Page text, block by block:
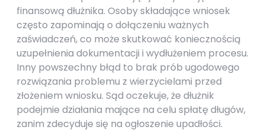
finansową dłużnika. Osoby składające wniosek
często zapominają o dołączeniu ważnych
zaświadczeń, co może skutkować koniecznością
uzupełnienia dokumentacji i wydłużeniem procesu.
Inny powszechny błąd to brak prób ugodowego
rozwiązania problemu z wierzycielami przed
złożeniem wniosku. Sąd oczekuje, że dłużnik
podejmie działania mające na celu spłatę długów,
zanim zdecyduje się na ogłoszenie upadłości.